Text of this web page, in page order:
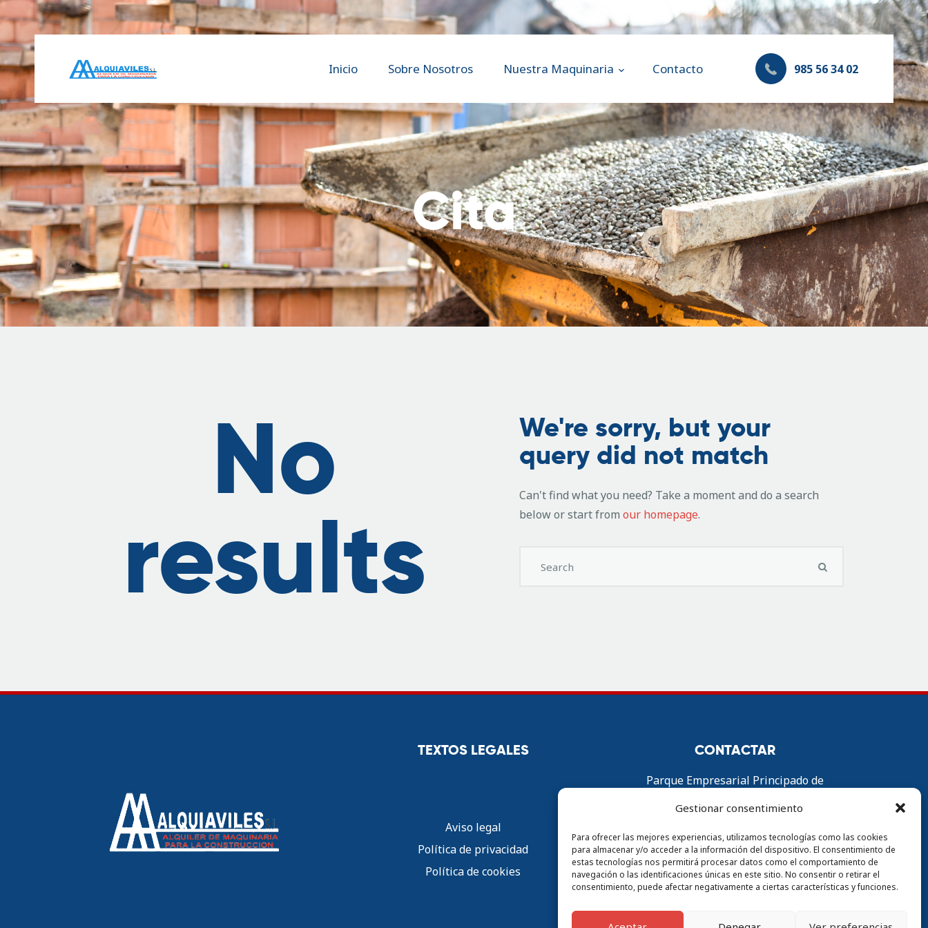
Gestionar consentimiento
Para ofrecer las mejores experiencias, utilizamos tecnologías como las cookies
para almacenar y/o acceder a la información del dispositivo. El consentimiento de
estas tecnologías nos permitirá procesar datos como el comportamiento de
navegación o las identificaciones únicas en este sitio. No consentir o retirar el
consentimiento, puede afectar negativamente a ciertas características y funciones.
Inicio Sobre Nosotros Nuestra Maquinaria Contacto 985 56 34 02
Cita
Inicio
Contacto
No
results
We're sorry, but your
query did not match
Can't find what you need? Take a moment and do a search
below or start from our homepage.
TEXTOS LEGALES
Aviso legal
Política de privacidad
Política de cookies
CONTACTAR
Parque Empresarial Principado de
985 56 34 02
contacto@alquiaviles.com